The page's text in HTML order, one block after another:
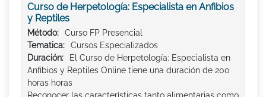
Curso de Herpetología: Especialista en Anfibios
y Reptiles
Método:
Curso FP Presencial
Tematica:
Cursos Especializados
Duración:
El Curso de Herpetología: Especialista en
Anfibios y Reptiles Online tiene una duración de 200
horas horas
Reconocer las características tanto alimentarias como